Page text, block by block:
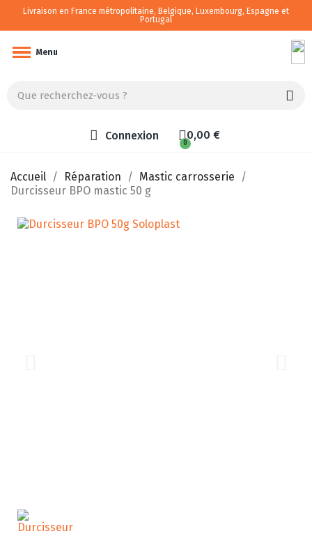
Livraison en France métropolitaine, Belgique, Luxembourg, Espagne et
Portugal
Menu
Connexion 0,00 €
Accueil Réparation
Mastic carrosserie
Durcisseur BPO mastic 50 g